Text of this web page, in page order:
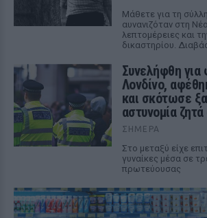
Μάθετε για τη
αυνανιζόταν στη
λεπτομέρειες και
δικαστηρίου.
Συνελήφθη για
Λονδίνο,
και σκότωσε
αστυνομία
ΣΉΜΕΡΑ
Στο μεταξύ είχε
γυναίκες μέσα σε
πρωτεύουσας